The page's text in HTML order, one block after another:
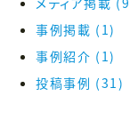
事例掲載 (1)
事例紹介 (1)
投稿事例 (31)